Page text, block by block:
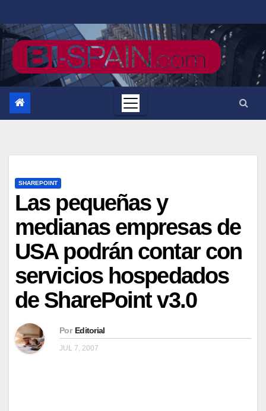
al
contenido
SHAREPOINT
Las pequeñas y
medianas empresas de
USA podrán contar con
servicios hospedados
de SharePoint v3.0
Por Editorial
JUL 7, 2007